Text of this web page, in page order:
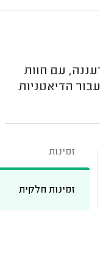
עם חוות
הדיאטניות
זמינות
זמינות חלקית